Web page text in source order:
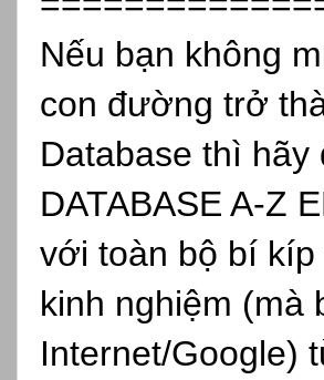
Nếu bạn không
con đường trở
Database thì hãy
DATABASE A-Z
với toàn bộ bí
kinh nghiệm (mà
Internet/Google)